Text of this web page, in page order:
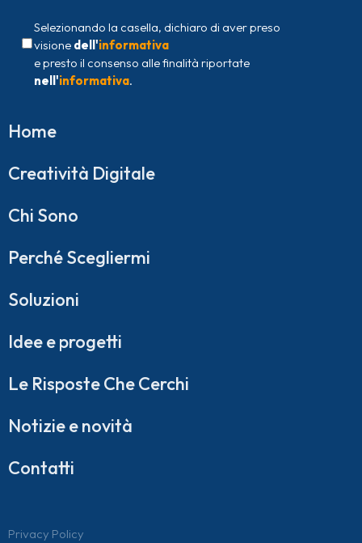
Selezionando la casella, dichiaro di aver preso
visione dell'informativa
e presto il consenso alle finalità riportate
nell'informativa.
Home
Creatività Digitale
Chi Sono
Perché Scegliermi
Soluzioni
Idee e progetti
Le Risposte Che Cerchi
Notizie e novità
Contatti
Privacy Policy